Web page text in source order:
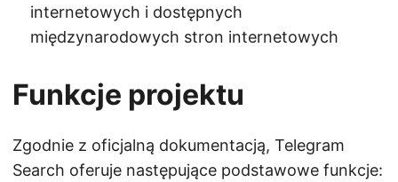
internetowych i dostępnych
międzynarodowych stron internetowych
Funkcje projektu
Zgodnie z oficjalną dokumentacją, Telegram
Search oferuje następujące podstawowe funkcje: